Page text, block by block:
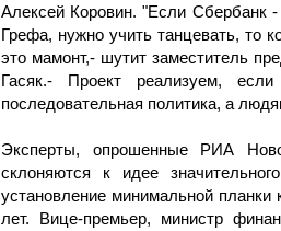
Алексей Коровин. "Если Сбербанк
Грефа, нужно учить танцевать, то
это мамонт,- шутит заместитель
Гасяк.- Проект реализуем,
последовательная политика, а
Эксперты, опрошенные РИА
склоняются к идее
установление минимальной
лет. Вице-премьер, министр